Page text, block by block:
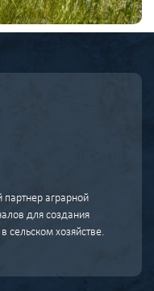
аграрной
для создания
сельском хозяйстве.